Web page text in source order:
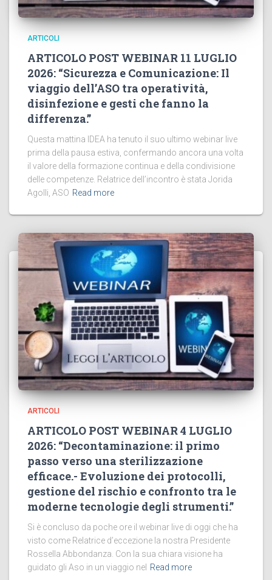
ARTICOLI
ARTICOLO POST WEBINAR 11 LUGLIO
2026: “Sicurezza e Comunicazione: Il
viaggio dell’ASO tra operatività,
disinfezione e gesti che fanno la
differenza.”
Questa mattina IDEA ha tenuto il suo ultimo webinar live
prima della pausa estiva, confermando ancora una volta
il valore della formazione continua e della condivisione
delle competenze. Relatrice dell’incontro è stata Jorida
Agolli, ASO Read more
ARTICOLI
ARTICOLO POST WEBINAR 4 LUGLIO
2026: “Decontaminazione: il primo
passo verso una sterilizzazione
efficace.- Evoluzione dei protocolli,
gestione del rischio e confronto tra le
moderne tecnologie degli strumenti.”
Si è concluso da poche ore il webinar live di oggi che ha
visto come Relatrice d’eccezione la nostra Presidente
Rossella Abbondanza. Con la sua chiara visione ha
guidato gli Aso in un viaggio nel Read more